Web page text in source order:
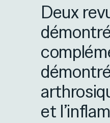
Deux
et